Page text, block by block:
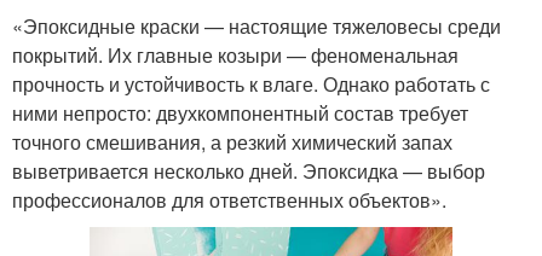
«Эпоксидные краски — настоящие тяжеловесы среди
покрытий. Их главные козыри — феноменальная
прочность и устойчивость к влаге. Однако работать с
ними непросто: двухкомпонентный состав требует
точного смешивания, а резкий химический запах
выветривается несколько дней. Эпоксидка — выбор
профессионалов для ответственных объектов».